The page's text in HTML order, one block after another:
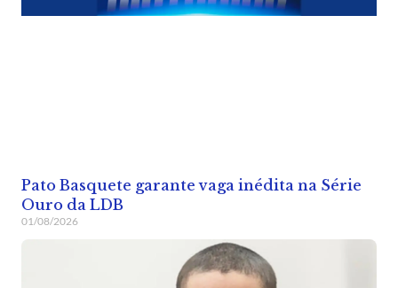
Pato Basquete garante vaga inédita na Série
Ouro da LDB
01/08/2026